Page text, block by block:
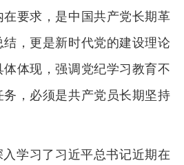
要求，是中国共产党长期革
，更是新时代党的建设理论
体现，强调党纪学习教育不
，必须是共产党员长期坚持
学习了习近平总书记近期在